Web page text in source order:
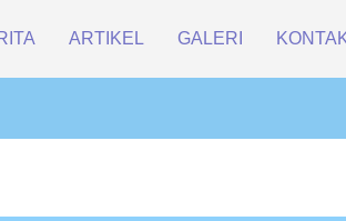
ARTIKEL GALERI